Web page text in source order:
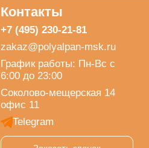
Контакты
+7 (495) 230-21-81
zakaz@polyalpan-msk.ru
График работы: Пн-Вс с
6:00 до 23:00
Соколово-мещерская 14
офис 11
Telegram